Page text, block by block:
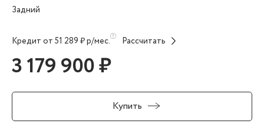
Задний
Кредит от 51 289 ₽ р/мес. Рассчитать
3 179 900 ₽
Купить